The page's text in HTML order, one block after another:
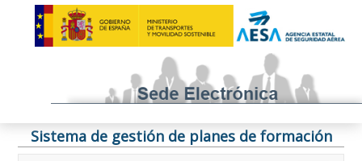
Sistema de gestión de planes de formación